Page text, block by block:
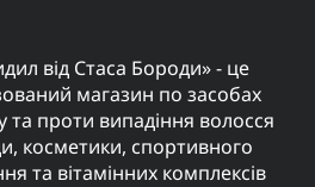
від Стаса Бороди» - це
магазин по засобах
та проти випадіння волосся
косметики, спортивного
та вітамінних комплексів